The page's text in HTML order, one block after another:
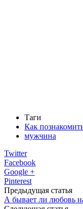
Таги
Как
мужчина
Twitter
Facebook
Google +
Pinterest
Предыдущая статья
А бывает ли любовь